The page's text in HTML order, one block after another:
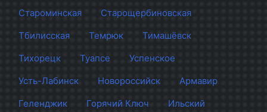
Староминская
Старощербиновская
Тбилисская
Темрюк
Тимашёвск
Тихорецк
Туапсе
Успенское
Усть-Лабинск
Новороссийск
Армавир
Геленджик
Горячий Ключ
Ильский